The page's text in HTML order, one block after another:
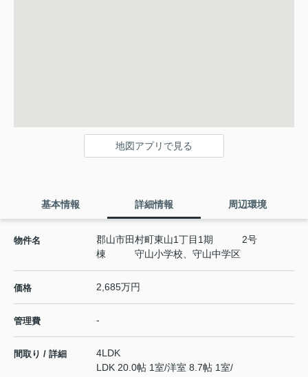
地図アプリで見る
基本情報 詳細情報 周辺環境
物件名
郡山市田村町東山1丁目1期 2号
棟 守山小学校、守山中学区
価格 2,685万円
管理費 -
間取り / 詳細
4LDK
LDK 20.0帖 1室/洋室 8.7帖 1室/